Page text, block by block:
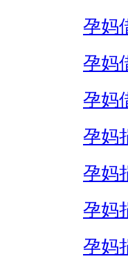
孕妈
孕妈
孕妈
孕妈
孕妈
孕妈
孕妈